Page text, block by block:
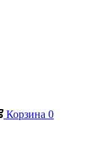
Корзина 0